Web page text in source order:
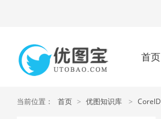
首页
当前位置： 首页 > 优图知识库 >